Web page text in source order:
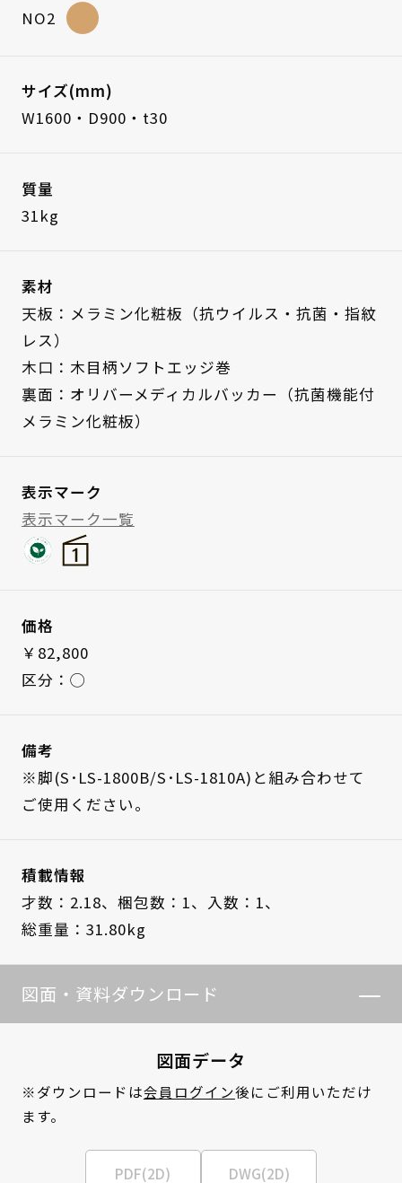
NO2
サイズ(mm)
W1600・D900・t30
質量
31kg
素材
天板：メラミン化粧板（抗ウイルス・抗菌・指紋
レス）
木口：木目柄ソフトエッジ巻
裏面：オリバーメディカルバッカー（抗菌機能付
メラミン化粧板）
表示マーク
表示マーク一覧
価格
￥82,800
区分：◯
備考
※脚(S･LS-1800B/S･LS-1810A)と組み合わせて
ご使用ください。
積載情報
才数：2.18、 梱包数：1、
入数：1、
総重量：31.80kg
図面・資料ダウンロード
図面データ
※ダウンロードは会員ログイン後にご利用いただけ
ます。
PDF(2D) DWG(2D)